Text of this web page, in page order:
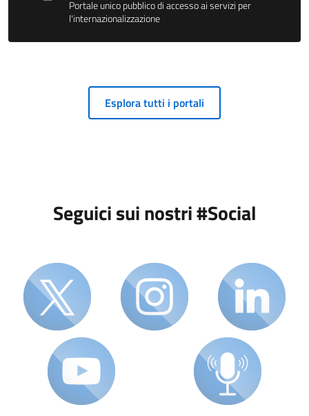
Portale unico pubblico di accesso ai servizi per
l'internazionalizzazione
Esplora tutti i portali
Seguici sui nostri #Social